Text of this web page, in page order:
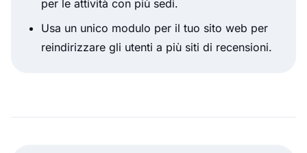
per le attività con più sedi.
Usa un unico modulo per il tuo sito web per
reindirizzare gli utenti a più siti di recensioni.